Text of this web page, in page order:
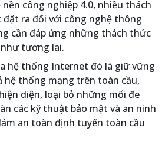
công nghiệp 4.0, nhiều thách
ra đối với công nghệ thông
cần đáp ứng những thách thức
tương lai.
hệ thống Internet đó là giữ vững
hệ thống mạng trên toàn cầu,
diện, loại bỏ những mối đe
các kỹ thuật bảo mật và an ninh
an toàn định tuyến toàn cầu